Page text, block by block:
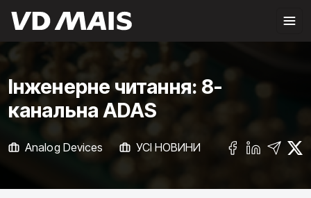
Інженерне читання: 8-
канальна ADAS
Analog Devices УСІ НОВИНИ